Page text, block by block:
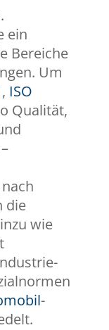
ein
Bereiche
Um
, ISO
Qualität,
die
wie
-